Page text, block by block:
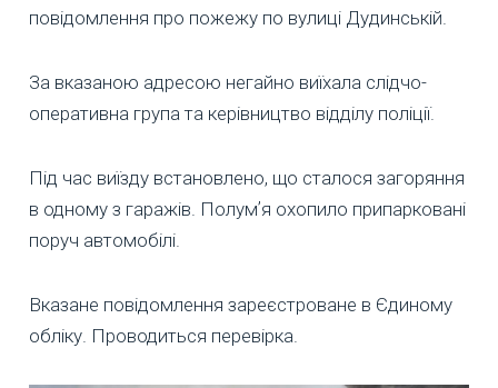
повідомлення про пожежу по вулиці Дудинській.
За вказаною адресою негайно виїхала слідчо-
оперативна група та керівництво відділу поліції.
Під час виїзду встановлено, що сталося загоряння
в одному з гаражів. Полумʼя охопило припарковані
поруч автомобілі.
Вказане повідомлення зареєстроване в Єдиному
обліку. Проводиться перевірка.